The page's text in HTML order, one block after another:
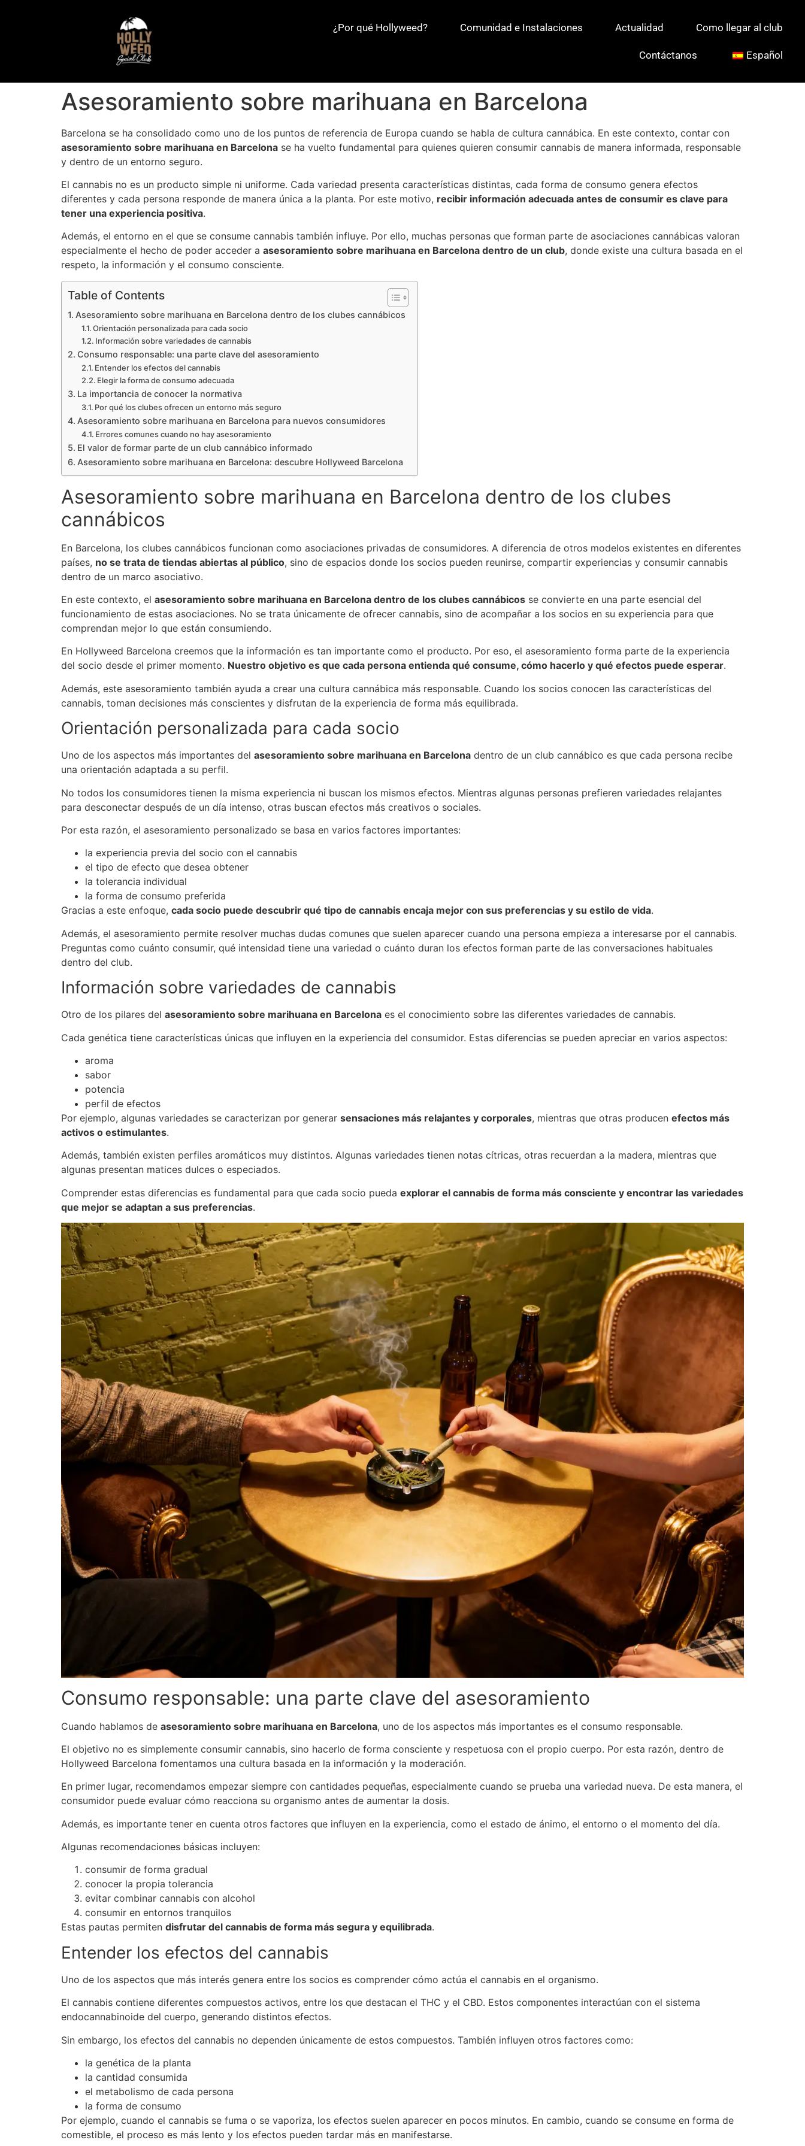
¿Por qué Hollyweed? Comunidad e Instalaciones Actualidad Como llegar al club
Contáctanos Español
Asesoramiento sobre marihuana en Barcelona
Barcelona se ha consolidado como uno de los puntos de referencia de Europa cuando se habla de cultura cannábica. En este contexto, contar con
asesoramiento sobre marihuana en Barcelona se ha vuelto fundamental para quienes quieren consumir cannabis de manera informada, responsable
y dentro de un entorno seguro.
El cannabis no es un producto simple ni uniforme. Cada variedad presenta características distintas, cada forma de consumo genera efectos
diferentes y cada persona responde de manera única a la planta. Por este motivo, recibir información adecuada antes de consumir es clave para
tener una experiencia positiva.
Además, el entorno en el que se consume cannabis también influye. Por ello, muchas personas que forman parte de asociaciones cannábicas valoran
especialmente el hecho de poder acceder a asesoramiento sobre marihuana en Barcelona dentro de un club, donde existe una cultura basada en el
respeto, la información y el consumo consciente.
Table of Contents
Asesoramiento sobre marihuana en Barcelona dentro de los clubes cannábicos
Orientación personalizada para cada socio
Información sobre variedades de cannabis
Consumo responsable: una parte clave del asesoramiento
Entender los efectos del cannabis
Elegir la forma de consumo adecuada
La importancia de conocer la normativa
Por qué los clubes ofrecen un entorno más seguro
Asesoramiento sobre marihuana en Barcelona para nuevos consumidores
Errores comunes cuando no hay asesoramiento
El valor de formar parte de un club cannábico informado
Asesoramiento sobre marihuana en Barcelona: descubre Hollyweed Barcelona
Asesoramiento sobre marihuana en Barcelona dentro de los clubes
cannábicos
En Barcelona, los clubes cannábicos funcionan como asociaciones privadas de consumidores. A diferencia de otros modelos existentes en diferentes
países, no se trata de tiendas abiertas al público, sino de espacios donde los socios pueden reunirse, compartir experiencias y consumir cannabis
dentro de un marco asociativo.
En este contexto, el asesoramiento sobre marihuana en Barcelona dentro de los clubes cannábicos se convierte en una parte esencial del
funcionamiento de estas asociaciones. No se trata únicamente de ofrecer cannabis, sino de acompañar a los socios en su experiencia para que
comprendan mejor lo que están consumiendo.
En Hollyweed Barcelona creemos que la información es tan importante como el producto. Por eso, el asesoramiento forma parte de la experiencia
del socio desde el primer momento. Nuestro objetivo es que cada persona entienda qué consume, cómo hacerlo y qué efectos puede esperar.
Además, este asesoramiento también ayuda a crear una cultura cannábica más responsable. Cuando los socios conocen las características del
cannabis, toman decisiones más conscientes y disfrutan de la experiencia de forma más equilibrada.
Orientación personalizada para cada socio
Uno de los aspectos más importantes del asesoramiento sobre marihuana en Barcelona dentro de un club cannábico es que cada persona recibe
una orientación adaptada a su perfil.
No todos los consumidores tienen la misma experiencia ni buscan los mismos efectos. Mientras algunas personas prefieren variedades relajantes
para desconectar después de un día intenso, otras buscan efectos más creativos o sociales.
Por esta razón, el asesoramiento personalizado se basa en varios factores importantes:
la experiencia previa del socio con el cannabis
el tipo de efecto que desea obtener
la tolerancia individual
la forma de consumo preferida
Gracias a este enfoque, cada socio puede descubrir qué tipo de cannabis encaja mejor con sus preferencias y su estilo de vida.
Además, el asesoramiento permite resolver muchas dudas comunes que suelen aparecer cuando una persona empieza a interesarse por el cannabis.
Preguntas como cuánto consumir, qué intensidad tiene una variedad o cuánto duran los efectos forman parte de las conversaciones habituales
dentro del club.
Información sobre variedades de cannabis
Otro de los pilares del asesoramiento sobre marihuana en Barcelona es el conocimiento sobre las diferentes variedades de cannabis.
Cada genética tiene características únicas que influyen en la experiencia del consumidor. Estas diferencias se pueden apreciar en varios aspectos:
aroma
sabor
potencia
perfil de efectos
Por ejemplo, algunas variedades se caracterizan por generar sensaciones más relajantes y corporales, mientras que otras producen efectos más
activos o estimulantes.
Además, también existen perfiles aromáticos muy distintos. Algunas variedades tienen notas cítricas, otras recuerdan a la madera, mientras que
algunas presentan matices dulces o especiados.
Comprender estas diferencias es fundamental para que cada socio pueda explorar el cannabis de forma más consciente y encontrar las variedades
que mejor se adaptan a sus preferencias.
Consumo responsable: una parte clave del asesoramiento
Cuando hablamos de asesoramiento sobre marihuana en Barcelona, uno de los aspectos más importantes es el consumo responsable.
El objetivo no es simplemente consumir cannabis, sino hacerlo de forma consciente y respetuosa con el propio cuerpo. Por esta razón, dentro de
Hollyweed Barcelona fomentamos una cultura basada en la información y la moderación.
En primer lugar, recomendamos empezar siempre con cantidades pequeñas, especialmente cuando se prueba una variedad nueva. De esta manera, el
consumidor puede evaluar cómo reacciona su organismo antes de aumentar la dosis.
Además, es importante tener en cuenta otros factores que influyen en la experiencia, como el estado de ánimo, el entorno o el momento del día.
Algunas recomendaciones básicas incluyen:
consumir de forma gradual
conocer la propia tolerancia
evitar combinar cannabis con alcohol
consumir en entornos tranquilos
Estas pautas permiten disfrutar del cannabis de forma más segura y equilibrada.
Entender los efectos del cannabis
Uno de los aspectos que más interés genera entre los socios es comprender cómo actúa el cannabis en el organismo.
El cannabis contiene diferentes compuestos activos, entre los que destacan el THC y el CBD. Estos componentes interactúan con el sistema
endocannabinoide del cuerpo, generando distintos efectos.
Sin embargo, los efectos del cannabis no dependen únicamente de estos compuestos. También influyen otros factores como:
la genética de la planta
la cantidad consumida
el metabolismo de cada persona
la forma de consumo
Por ejemplo, cuando el cannabis se fuma o se vaporiza, los efectos suelen aparecer en pocos minutos. En cambio, cuando se consume en forma de
comestible, el proceso es más lento y los efectos pueden tardar más en manifestarse.